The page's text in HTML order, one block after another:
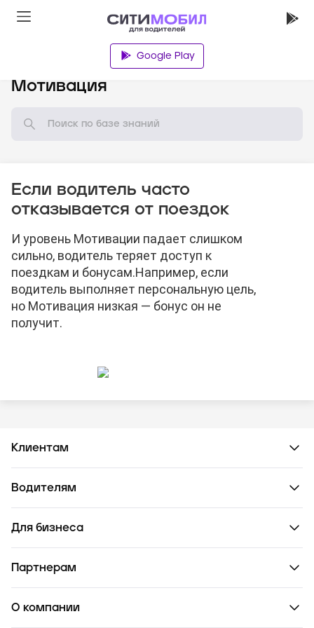
Google Play
Мотивация
Если водитель часто
отказывается от поездок
И уровень Мотивации падает слишком
сильно, водитель теряет доступ к
поездкам и бонусам.Например, если
водитель выполняет персональную цель,
но Мотивация низкая — бонус он не
получит.
Клиентам
Водителям
Для бизнеса
Партнерам
О компании